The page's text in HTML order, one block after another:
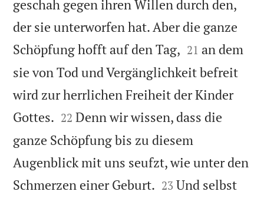
geschah gegen ihren Willen durch den,
der sie unterworfen hat. Aber die ganze
Schöpfung hofft auf den Tag, 

21 an dem
sie von Tod und Vergänglichkeit befreit
wird zur herrlichen Freiheit der Kinder
Gottes. 

22 Denn wir wissen, dass die
ganze Schöpfung bis zu diesem
Augenblick mit uns seufzt, wie unter den
Schmerzen einer Geburt. 

23 Und selbst